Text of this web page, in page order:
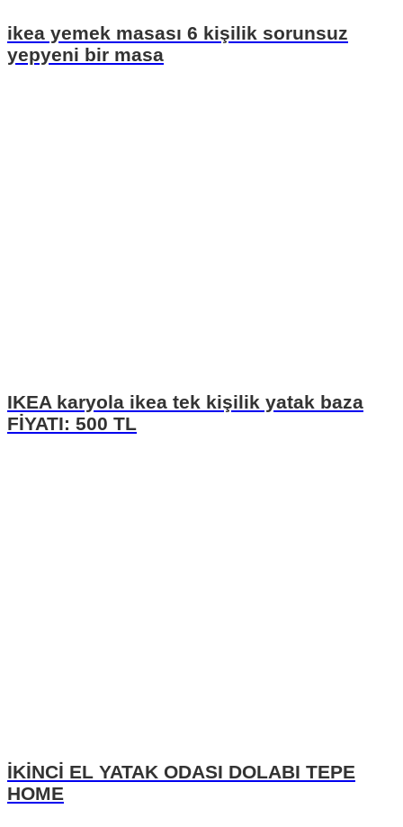
ikea yemek masası 6 kişilik sorunsuz
yepyeni bir masa
IKEA karyola ikea tek kişilik yatak baza
FİYATI: 500 TL
İKİNCİ EL YATAK ODASI DOLABI TEPE
HOME